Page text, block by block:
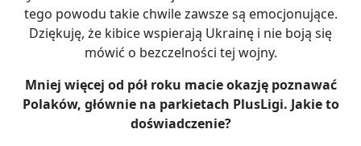
tego powodu takie chwile zawsze są emocjonujące.
Dziękuję, że kibice wspierają Ukrainę i nie boją się
mówić o bezczelności tej wojny.
Mniej więcej od pół roku macie okazję poznawać
Polaków, głównie na parkietach PlusLigi. Jakie to
doświadczenie?